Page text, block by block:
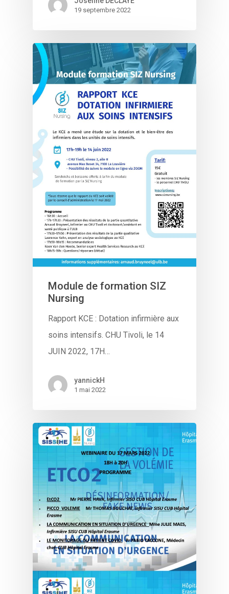
19 septembre 2022
Module de formation SIZ
Nursing
Rapport KCE : Dotation infirmière aux
soins intensifs. CHU Tivoli, le 14
JUIN 2022, 17H…
yannickH
1 mai 2022